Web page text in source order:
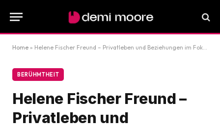
Home » Helene Fischer Freund – Privatleben und Beziehungen im Fokus
BERÜHMTHEIT
Helene Fischer Freund –
Privatleben und